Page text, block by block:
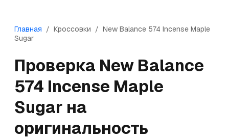
Главная / Кроссовки / New Balance 574 Incense Maple
Sugar
Проверка New Balance
574 Incense Maple
Sugar на
оригинальность